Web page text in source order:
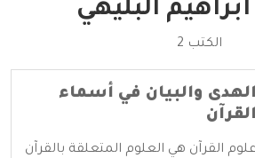
البليهي
الكتب 2
الهدى والبيان في أسماء
القرآن
علوم القرآن هي العلوم المتعلقة بالقرآن